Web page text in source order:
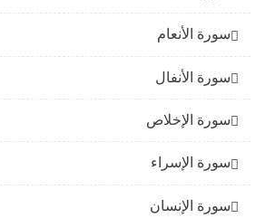
سورة الأنعام
سورة الأنفال
سورة الإخلاص
سورة الإسراء
سورة الإنسان